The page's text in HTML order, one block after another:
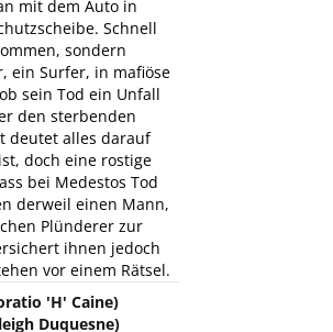
mit dem Auto in
Schnell
sondern
ein Surfer, in mafiöse
sein Tod ein Unfall
den sterbenden
deutet alles darauf
doch eine rostige
bei Medestos Tod
derweil einen Mann,
Plünderer zur
ihnen jedoch
vor einem Rätsel.
'H' Caine)
Duquesne)